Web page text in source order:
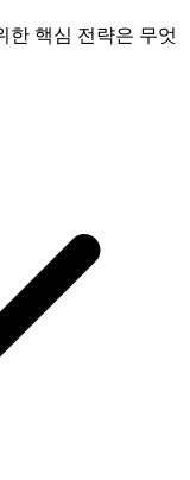
한 핵심 전략은 무엇